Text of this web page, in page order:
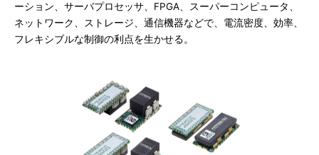
ーション、サーバプロセッサ、FPGA、スーパーコンピュータ、
ネットワーク、ストレージ、通信機器などで、電流密度、効率、
フレキシブルな制御の利点を生かせる。